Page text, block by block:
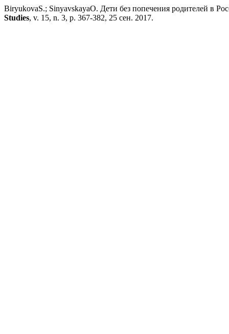
BiryukovaS.; SinyavskayaO. Дети без попечения родителей в
Studies, v. 15, n. 3, p. 367-382, 25 сен. 2017.